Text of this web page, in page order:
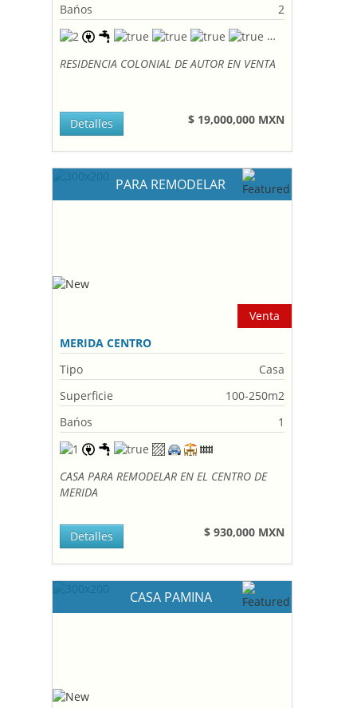
Bańos 2
RESIDENCIA COLONIAL DE AUTOR EN VENTA
$ 19,000,000 MXN
Detalles
PARA REMODELAR
Venta
MERIDA CENTRO
Tipo
Casa
Superficie
100-250m2
Bańos
1
CASA PARA REMODELAR EN EL CENTRO DE
MERIDA
$ 930,000 MXN
Detalles
CASA PAMINA